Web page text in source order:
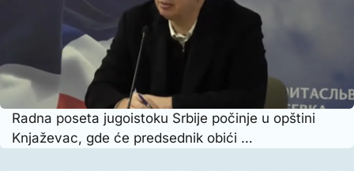
Radna poseta jugoistoku Srbije počinje u opštini
Knjaževac, gde će predsednik obići …